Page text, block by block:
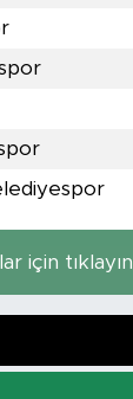
için tıklayın